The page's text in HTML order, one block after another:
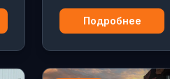
продвинутая сцепка
и тюнинг. Полностью
обновлён.
Подробнее